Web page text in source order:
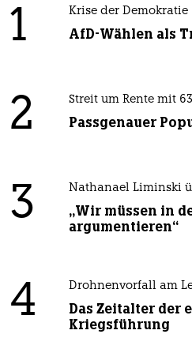
1 Krise der Demokratie
AfD-Wählen als
2 Streit um Rente mit 63
Passgenauer
3 Nathanael Liminski
„Wir müssen in
argumentieren“
4 Drohnenvorfall am
Das Zeitalter der
Kriegsführung